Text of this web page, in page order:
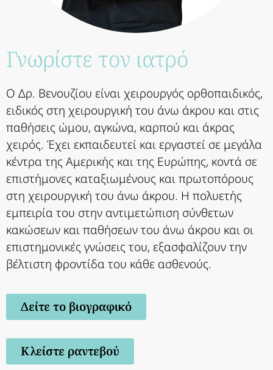
Γνωρίστε τον ιατρό
Ο Δρ. Βενουζίου είναι χειρουργός ορθοπαιδικός,
ειδικός στη χειρουργική του άνω άκρου και στις
παθήσεις ώμου, αγκώνα, καρπού και άκρας
χειρός. Έχει εκπαιδευτεί και εργαστεί σε μεγάλα
κέντρα της Αμερικής και της Ευρώπης, κοντά σε
επιστήμονες καταξιωμένους και πρωτοπόρους
στη χειρουργική του άνω άκρου. Η πολυετής
εμπειρία του στην αντιμετώπιση σύνθετων
κακώσεων και παθήσεων του άνω άκρου και οι
επιστημονικές γνώσεις του, εξασφαλίζουν την
βέλτιστη φροντίδα του κάθε ασθενούς.
Δείτε το βιογραφικό
Κλείστε ραντεβού